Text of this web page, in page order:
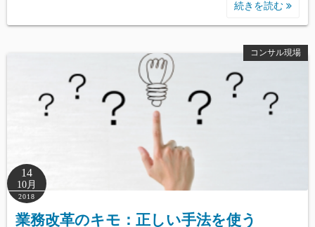
続きを読む
コンサル現場
14
10月
2018
業務改革のキモ：正しい手法を使う